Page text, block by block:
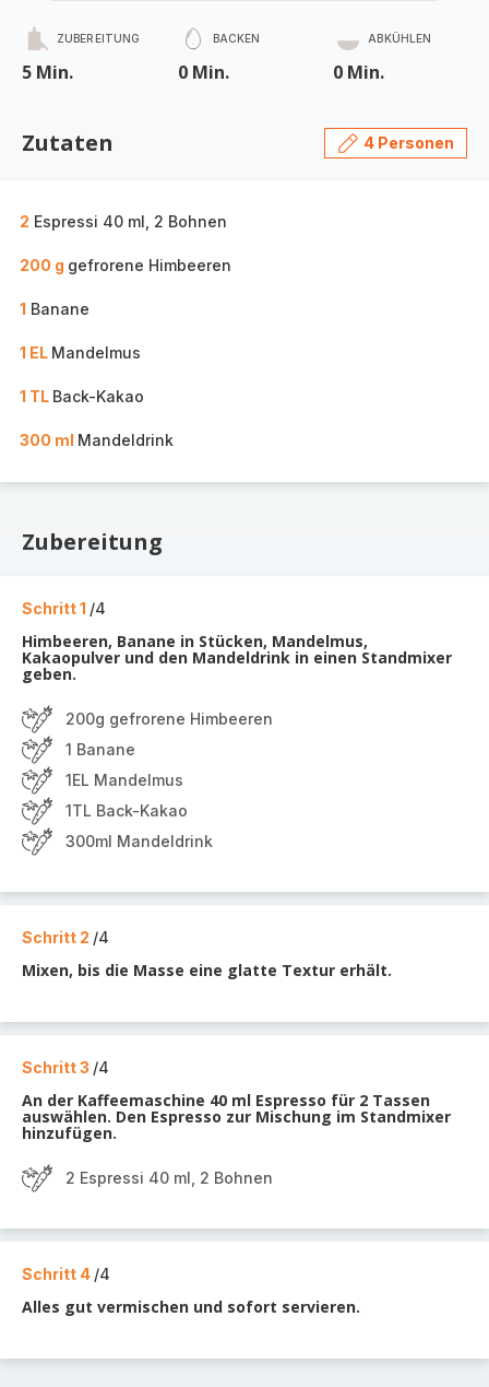
ZUBEREITUNG
5 Min.
BACKEN
0 Min.
ABKÜHLEN
0 Min.
Zutaten 4 Personen
2 Espressi 40 ml, 2 Bohnen
200 g gefrorene Himbeeren
1 Banane
1 EL Mandelmus
1 TL Back-Kakao
300 ml Mandeldrink
Zubereitung
Schritt 1 /4
Himbeeren, Banane in Stücken, Mandelmus,
Kakaopulver und den Mandeldrink in einen Standmixer
geben.
200g gefrorene Himbeeren
1 Banane
1EL Mandelmus
1TL Back-Kakao
300ml Mandeldrink
Schritt 2 /4
Mixen, bis die Masse eine glatte Textur erhält.
Schritt 3 /4
An der Kaffeemaschine 40 ml Espresso für 2 Tassen
auswählen. Den Espresso zur Mischung im Standmixer
hinzufügen.
2 Espressi 40 ml, 2 Bohnen
Schritt 4 /4
Alles gut vermischen und sofort servieren.